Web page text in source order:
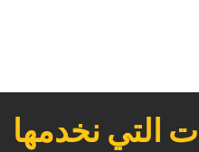
التي نخدمها